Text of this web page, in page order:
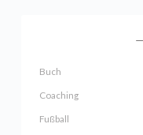
Buch
Coaching
Fußball